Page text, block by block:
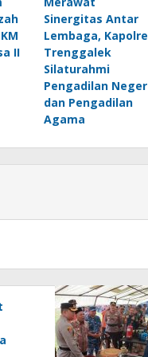
II
Sinergitas Antar
Lembaga,
Trenggalek
Silaturahmi
Pengadilan
dan Pengadilan
Agama